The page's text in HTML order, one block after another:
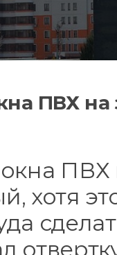
ПВХ
окна
хотя